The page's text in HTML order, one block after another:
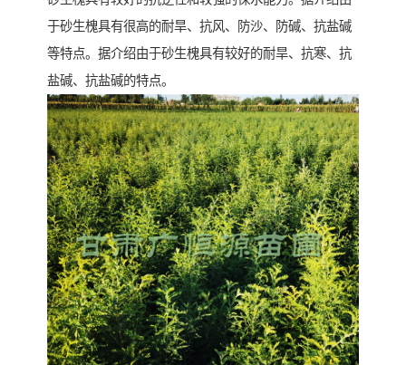
于砂生槐具有很高的耐旱、抗风、防沙、防碱、抗盐碱
等特点。据介绍由于砂生槐具有较好的耐旱、抗寒、抗
盐碱、抗盐碱的特点。